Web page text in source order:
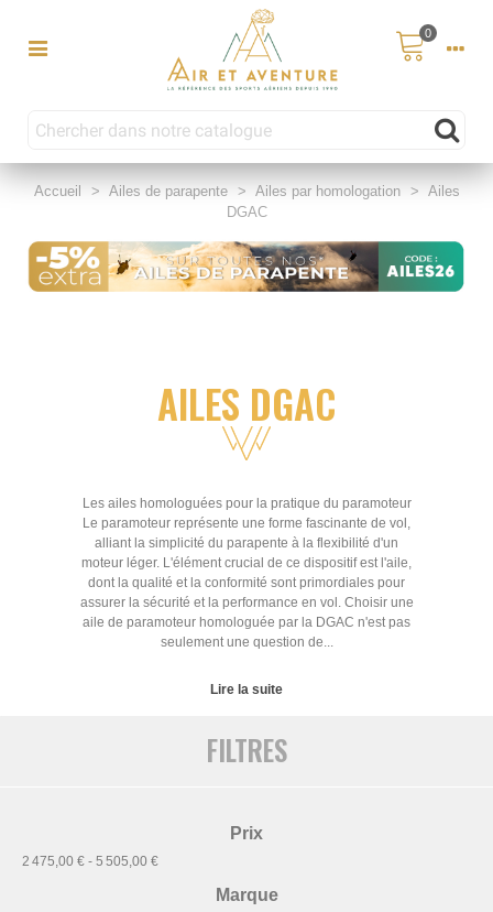
0
Accueil > Ailes de parapente > Ailes par homologation > Ailes
DGAC
FILTRES
Prix
2 475,00 € - 5 505,00 €
Marque
AILES DGAC
Les ailes homologuées pour la pratique du paramoteur
Le paramoteur représente une forme fascinante de vol,
alliant la simplicité du parapente à la flexibilité d'un
moteur léger. L'élément crucial de ce dispositif est l'aile,
dont la qualité et la conformité sont primordiales pour
assurer la sécurité et la performance en vol. Choisir une
aile de paramoteur homologuée par la DGAC n'est pas
seulement une question de...
Lire la suite